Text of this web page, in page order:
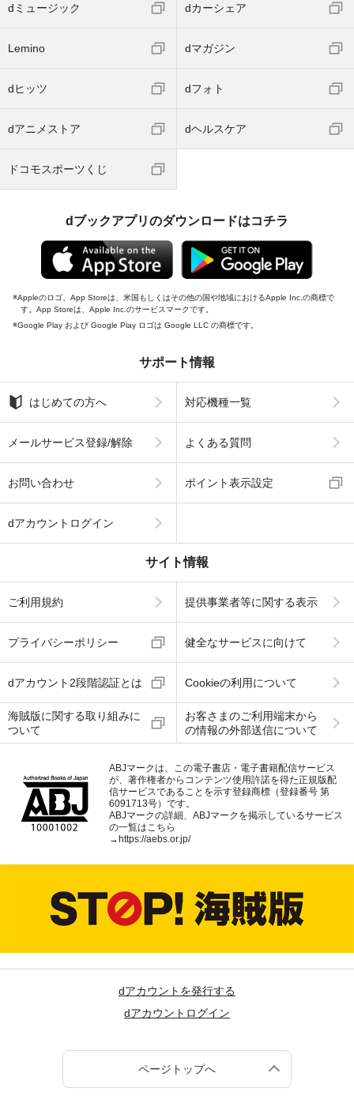
dミュージック dカーシェア
Lemino dマガジン
dヒッツ dフォト
dアニメストア dヘルスケア
ドコモスポーツくじ
dブックアプリのダウンロードはコチラ
Appleのロゴ、App Storeは、米国もしくはその他の国や地域におけるApple Inc.の商標で
す。App Storeは、Apple Inc.のサービスマークです。
Google Play および Google Play ロゴは Google LLC の商標です。
サポート情報
はじめての方へ 対応機種一覧
メールサービス登録/解除 よくある質問
お問い合わせ ポイント表示設定
dアカウントログイン
サイト情報
ご利用規約 提供事業者等に関する表示
プライバシーポリシー 健全なサービスに向けて
dアカウント2段階認証とは Cookieの利用について
海賊版に関する取り組みに
ついて
お客さまのご利用端末から
の情報の外部送信について
ABJマークは、この電子書店・電子書籍配信サービス
が、著作権者からコンテンツ使用許諾を得た正規版配
信サービスであることを示す登録商標（登録番号 第
6091713号）です。
ABJマークの詳細、ABJマークを掲示しているサービス
の一覧はこちら
→https://aebs.or.jp/
dアカウントを発行する
dアカウントログイン
ページトップへ